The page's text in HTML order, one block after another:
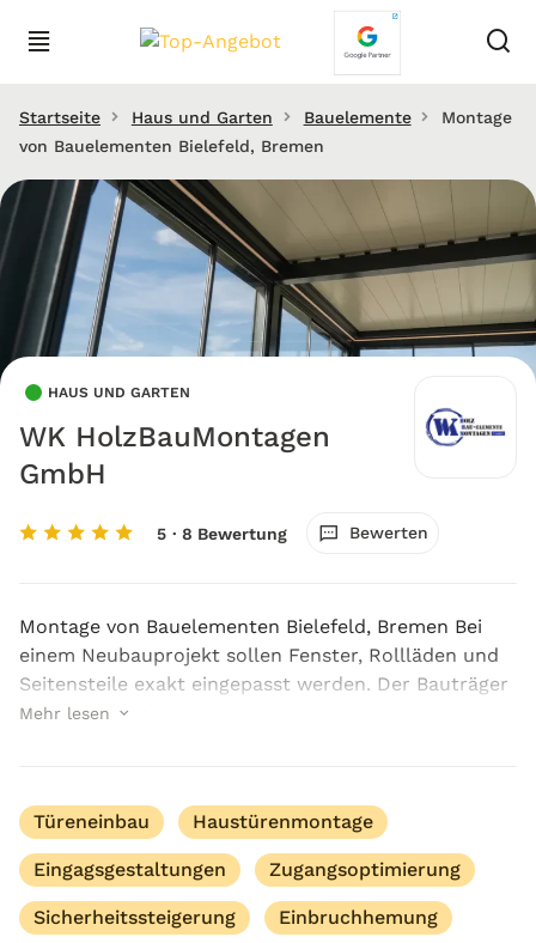
Startseite Haus und Garten Bauelemente
Montage
von Bauelementen Bielefeld, Bremen
HAUS UND GARTEN
WK HolzBauMontagen
GmbH
5 · 8 Bewertung Bewerten
Montage von Bauelementen Bielefeld, Bremen Bei
einem Neubauprojekt sollen Fenster, Rollläden und
Seitensteile exakt eingepasst werden. Der Bauträger
such einen erfahrenen Betrieb für die Montage von
Mehr lesen
Türeneinbau Haustürenmontage
Eingagsgestaltungen Zugangsoptimierung
Sicherheitssteigerung Einbruchhemung